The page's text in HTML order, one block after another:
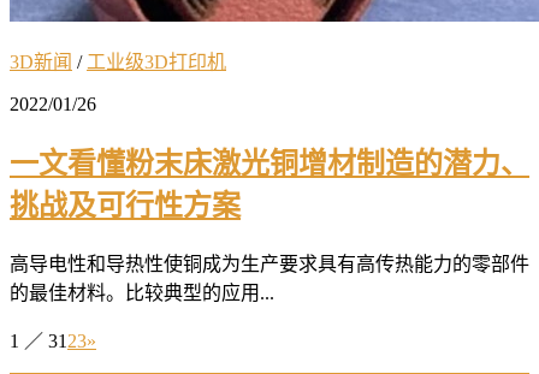
3D新闻 / 工业级3D打印机
2022/01/26
一文看懂粉末床激光铜增材制造的潜力、
挑战及可行性方案
高导电性和导热性使铜成为生产要求具有高传热能力的零部件
的最佳材料。比较典型的应用...
1 ／ 31 23»